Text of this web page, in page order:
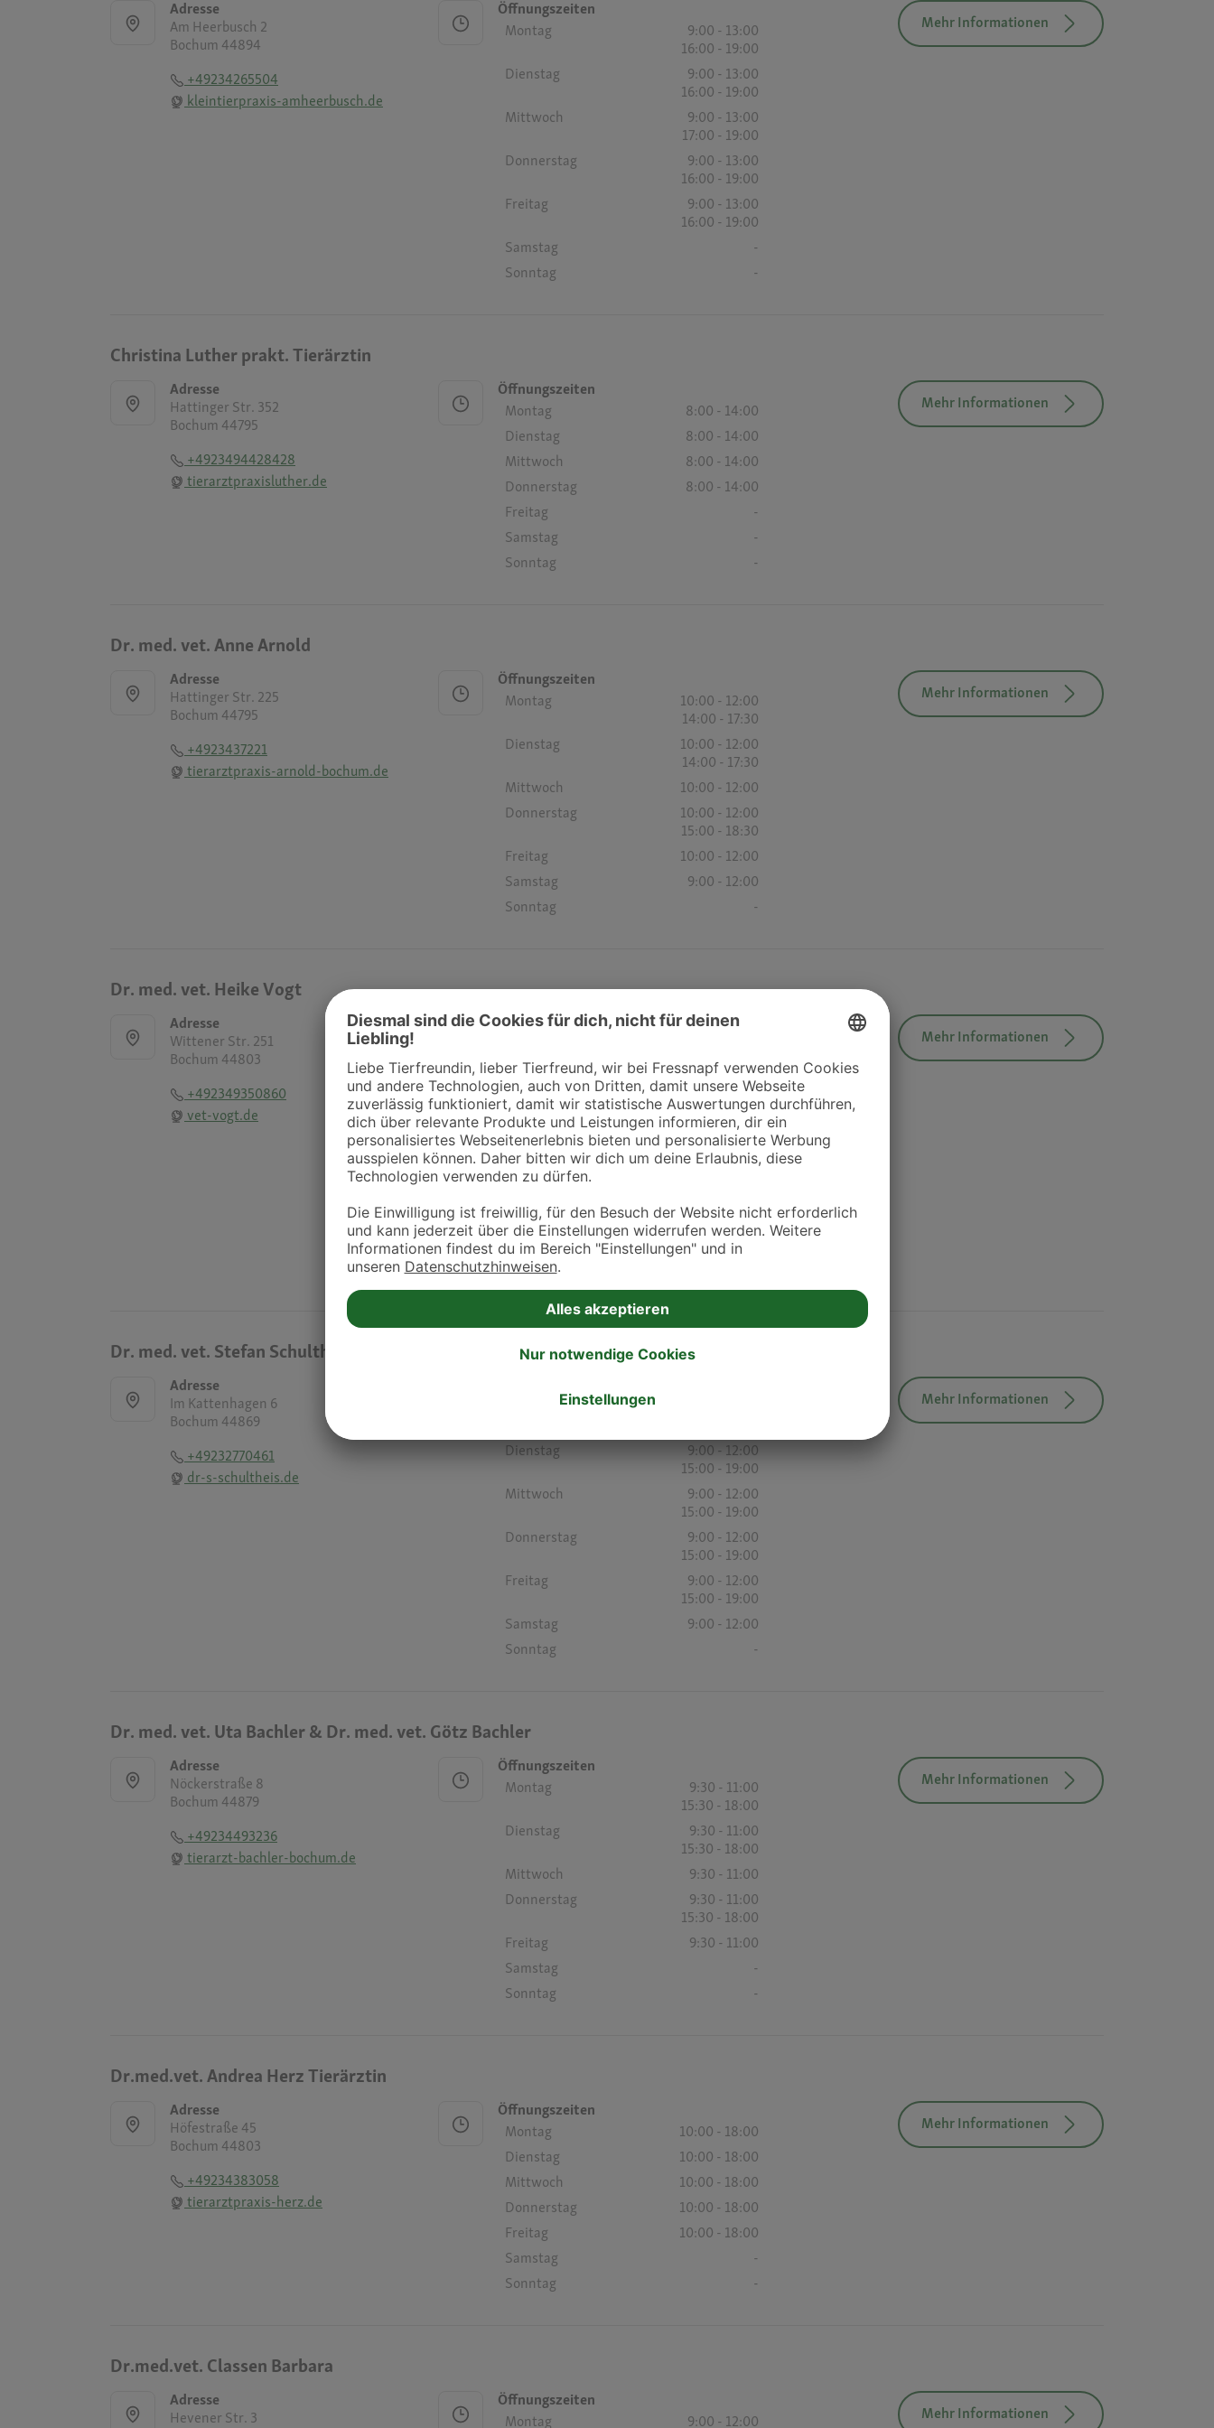
Adresse
Am Heerbusch 2
Bochum 44894
+49234265504
kleintierpraxis-amheerbusch.de
Öffnungszeiten
Montag
9:00 - 13:00
16:00 - 19:00
Dienstag
9:00 - 13:00
16:00 - 19:00
Mittwoch
9:00 - 13:00
17:00 - 19:00
Donnerstag
9:00 - 13:00
16:00 - 19:00
Freitag
9:00 - 13:00
16:00 - 19:00
Samstag
-
Sonntag
-
Mehr Informationen
Christina Luther prakt. Tierärztin
Adresse
Hattinger Str. 352
Bochum 44795
+4923494428428
tierarztpraxisluther.de
Öffnungszeiten
Montag
8:00 - 14:00
Dienstag
8:00 - 14:00
Mittwoch
8:00 - 14:00
Donnerstag
8:00 - 14:00
Freitag
-
Samstag
-
Sonntag
-
Mehr Informationen
Dr. med. vet. Anne Arnold
Adresse
Hattinger Str. 225
Bochum 44795
+4923437221
tierarztpraxis-arnold-bochum.de
Öffnungszeiten
Montag
10:00 - 12:00
14:00 - 17:30
Dienstag
10:00 - 12:00
14:00 - 17:30
Mittwoch
10:00 - 12:00
Donnerstag
10:00 - 12:00
15:00 - 18:30
Freitag
10:00 - 12:00
Samstag
9:00 - 12:00
Sonntag
-
Mehr Informationen
Dr. med. vet. Heike Vogt
Adresse
Wittener Str. 251
Bochum 44803
+492349350860
vet-vogt.de
Öffnungszeiten
16:00 - 19:00
Dienstag
10:00 - 12:00
16:00 - 19:00
Mittwoch
10:00 - 12:00
Donnerstag
10:00 - 12:00
16:00 - 19:00
Samstag
Sonntag
Mehr Informationen
Dr. med. vet. Stefan Schultheis
Adresse
Im Kattenhagen 6
Bochum 44869
+49232770461
dr-s-schultheis.de
Dienstag
9:00 - 12:00
15:00 - 19:00
Mittwoch
9:00 - 12:00
15:00 - 19:00
Donnerstag
9:00 - 12:00
15:00 - 19:00
Freitag
9:00 - 12:00
15:00 - 19:00
Samstag
9:00 - 12:00
Sonntag
-
Mehr Informationen
Dr. med. vet. Uta Bachler & Dr. med. vet. Götz Bachler
Adresse
Nöckerstraße 8
Bochum 44879
+49234493236
tierarzt-bachler-bochum.de
Öffnungszeiten
Montag
9:30 - 11:00
15:30 - 18:00
Dienstag
9:30 - 11:00
15:30 - 18:00
Mittwoch
9:30 - 11:00
Donnerstag
9:30 - 11:00
15:30 - 18:00
Freitag
9:30 - 11:00
Samstag
-
Sonntag
-
Mehr Informationen
Dr.med.vet. Andrea Herz Tierärztin
Adresse
Höfestraße 45
Bochum 44803
+49234383058
tierarztpraxis-herz.de
Öffnungszeiten
Montag
10:00 - 18:00
Dienstag
10:00 - 18:00
Mittwoch
10:00 - 18:00
Donnerstag
10:00 - 18:00
Freitag
10:00 - 18:00
Samstag
-
Sonntag
-
Mehr Informationen
Dr.med.vet. Classen Barbara
Adresse
Hevener Str. 3
Öffnungszeiten
Montag
9:00 - 12:00 Mehr Informationen